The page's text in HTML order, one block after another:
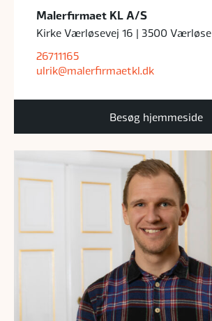
Malerfirmaet KL A/S
Kirke Værløsevej 16 | 3500 Værløse
26711165
ulrik@malerfirmaetkl.dk
Besøg hjemmeside